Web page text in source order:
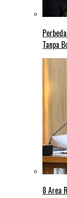
Tanpa
8 Area